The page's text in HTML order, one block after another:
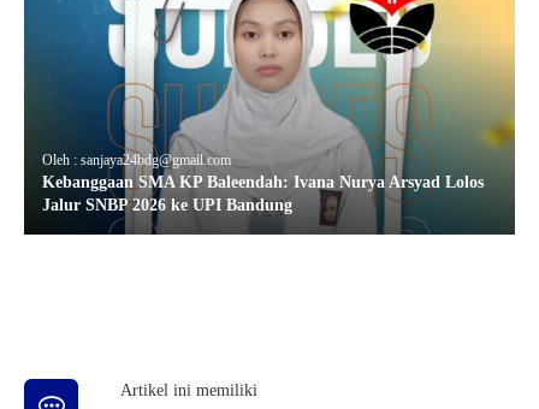
Oleh : sanjaya24bdg@gmail.com
Kebanggaan SMA KP Baleendah: Ivana Nurya Arsyad Lolos
Jalur SNBP 2026 ke UPI Bandung
Artikel ini memiliki